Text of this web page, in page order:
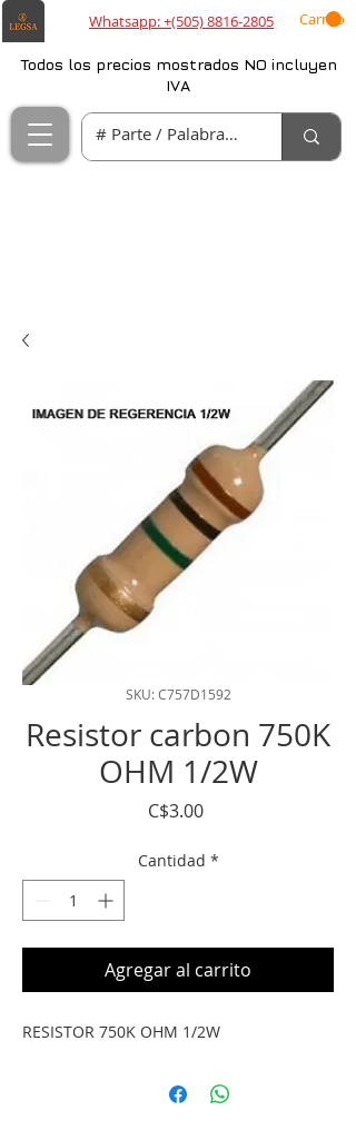
Whatsapp: +(505) 8816-2805 Carrito
Todos los precios mostrados NO incluyen
IVA
SKU: C757D1592
Resistor carbon 750K
OHM 1/2W
C$3.00Precio
Cantidad *
Agregar al carrito
RESISTOR 750K OHM 1/2W